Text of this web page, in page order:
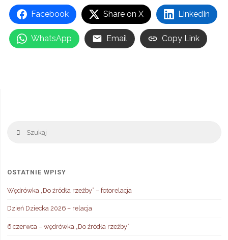
Facebook Share on X LinkedIn
WhatsApp Email Copy Link
Szukaj
OSTATNIE WPISY
Wędrówka „Do źródła rzeźby” – fotorelacja
Dzień Dziecka 2026 – relacja
6 czerwca – wędrówka „Do źródła rzeźby”